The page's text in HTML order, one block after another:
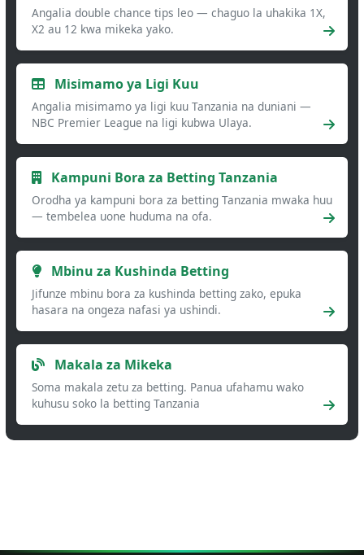
Angalia double chance tips leo — chaguo la uhakika 1X,
X2 au 12 kwa mikeka yako.
Misimamo ya Ligi Kuu
Angalia misimamo ya ligi kuu Tanzania na duniani —
NBC Premier League na ligi kubwa Ulaya.
Kampuni Bora za Betting Tanzania
Orodha ya kampuni bora za betting Tanzania mwaka huu
— tembelea uone huduma na ofa.
Mbinu za Kushinda Betting
Jifunze mbinu bora za kushinda betting zako, epuka
hasara na ongeza nafasi ya ushindi.
Makala za Mikeka
Soma makala zetu za betting. Panua ufahamu wako
kuhusu soko la betting Tanzania